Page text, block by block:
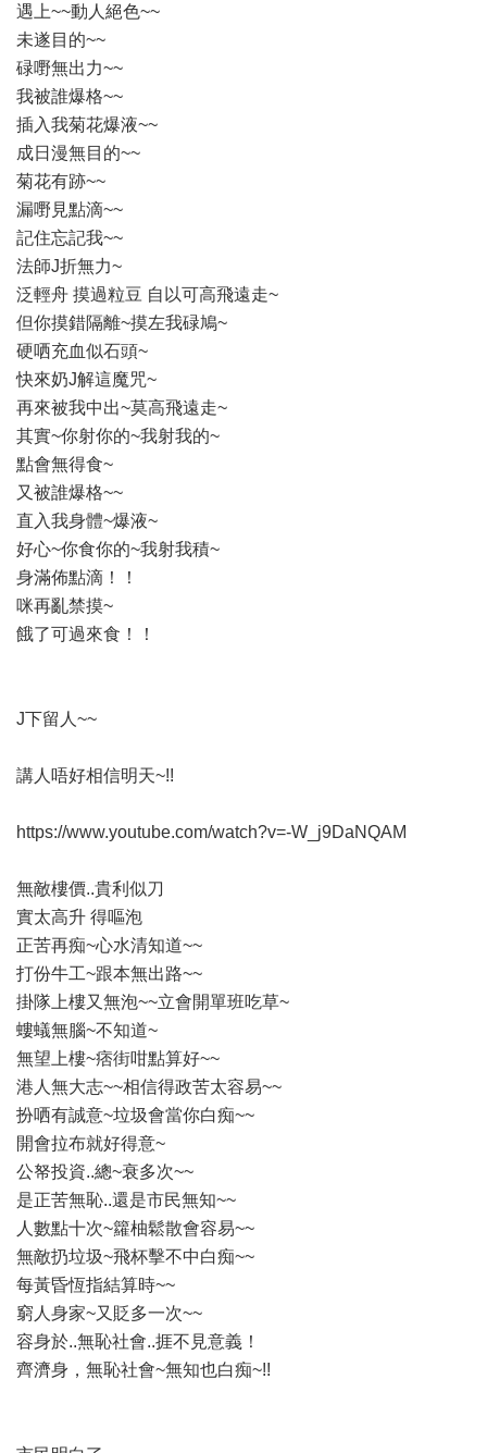
遇上~~動人絕色~~
未遂目的~~
碌嘢無出力~~
我被誰爆格~~
插入我菊花爆液~~
成日漫無目的~~
菊花有跡~~
漏嘢見點滴~~
記住忘記我~~
法師J折無力~
泛輕舟 摸過粒豆 自以可高飛遠走~
但你摸錯隔離~摸左我碌鳩~
硬哂充血似石頭~
快來奶J解這魔咒~
再來被我中出~莫高飛遠走~
其實~你射你的~我射我的~
點會無得食~
又被誰爆格~~
直入我身體~爆液~
好心~你食你的~我射我積~
身滿佈點滴！！
咪再亂禁摸~
餓了可過來食！！
J下留人~~
講人唔好相信明天~!!
https://www.youtube.com/watch?v=-W_j9DaNQAM
無敵樓價..貴利似刀
實太高升 得嘔泡
正苦再痴~心水清知道~~
打份牛工~跟本無出路~~
掛隊上樓又無泡~~立會開單班吃草~
螻蟻無腦~不知道~
無望上樓~痞街咁點算好~~
港人無大志~~相信得政苦太容易~~
扮哂有誠意~垃圾會當你白痴~~
開會拉布就好得意~
公帑投資..總~衰多次~~
是正苦無恥..還是市民無知~~
人數點十次~籮柚鬆散會容易~~
無敵扔垃圾~飛杯擊不中白痴~~
每黃昏恆指結算時~~
窮人身家~又貶多一次~~
容身於..無恥社會..捱不見意義！
齊濟身，無恥社會~無知也白痴~!!